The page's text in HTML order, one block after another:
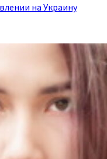
на Украину